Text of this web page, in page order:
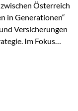
Österreich
Versicherungen
Im Fokus
letzten Jahren zu
veröffentlicht